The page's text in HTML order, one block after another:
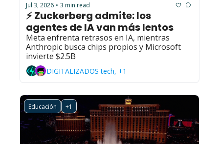
Jul 3, 2026 • 3 min read
⚡ Zuckerberg admite: los
agentes de IA van más lentos
Meta enfrenta retrasos en IA, mientras
Anthropic busca chips propios y Microsoft
invierte $2.5B
DIGITALIZADOS tech, +1
Educación +1